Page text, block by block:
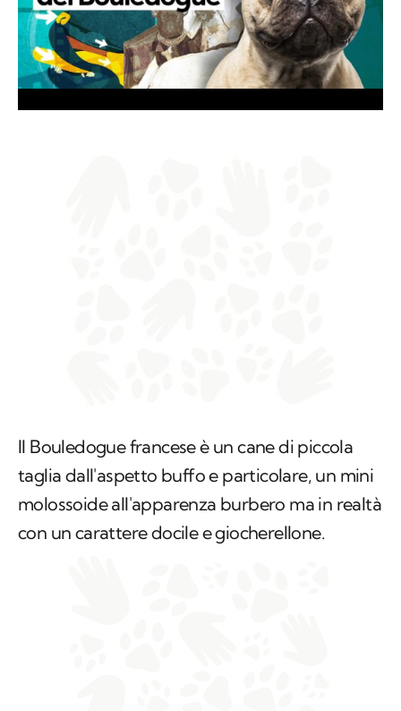
Il Bouledogue francese è un cane di piccola
taglia dall'aspetto buffo e particolare, un mini
molossoide all'apparenza burbero ma in realtà
con un carattere docile e giocherellone.